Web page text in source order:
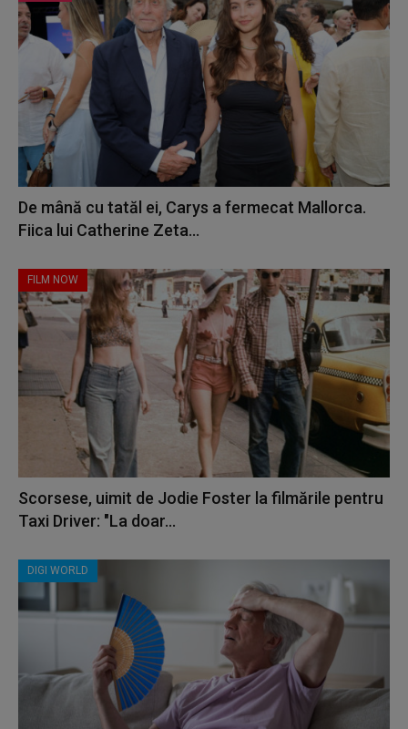
De mână cu tatăl ei, Carys a fermecat Mallorca.
Fiica lui Catherine Zeta...
FILM NOW
Scorsese, uimit de Jodie Foster la filmările pentru
Taxi Driver: "La doar...
DIGI WORLD